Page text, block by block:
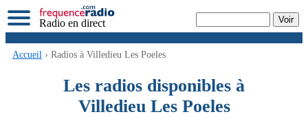
Radio en direct
Accueil › Radios à Villedieu Les Poeles
Les radios disponibles à
Villedieu Les Poeles